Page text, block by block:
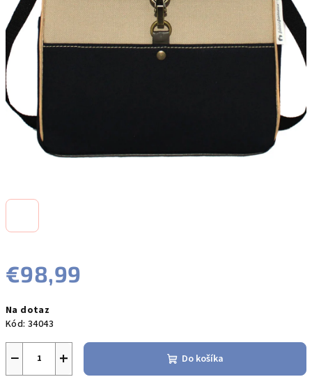
€98,99
cena:
Na dotaz
Kód: 34043
+
− Do košíka